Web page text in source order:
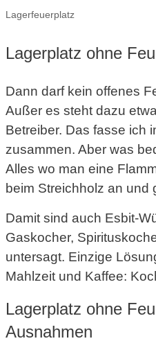
Lagerfeuerplatz
Lagerplatz ohne
Dann darf kein offenes
Außer es steht dazu
Betreiber. Das fasse ich
zusammen. Aber was
Alles wo man eine
beim Streichholz an und
Damit sind auch Esbit-
Gaskocher,
untersagt. Einzige
Mahlzeit und Kaffee:
Lagerplatz ohne
Ausnahmen